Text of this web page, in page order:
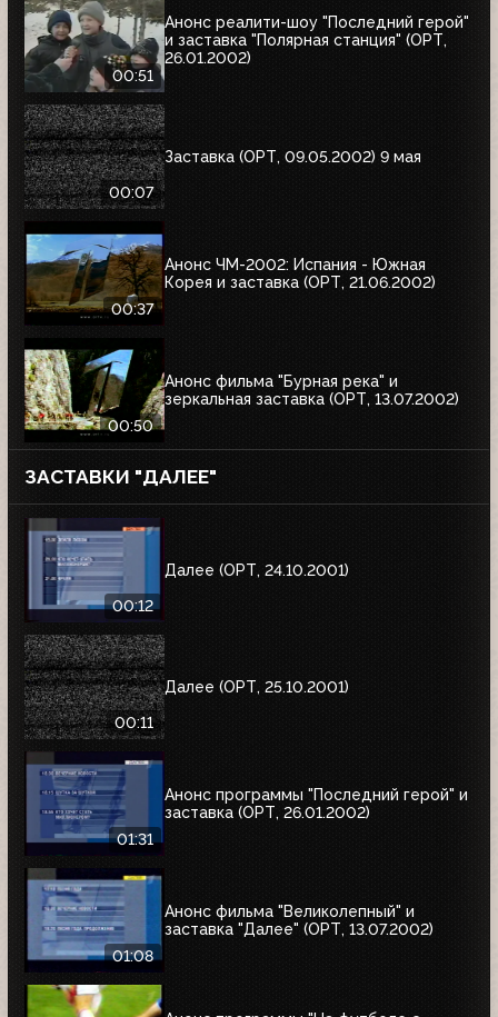
00:51
Анонс реалити-шоу "Последний герой"
и заставка "Полярная станция" (ОРТ,
26.01.2002)
00:07
Заставка (ОРТ, 09.05.2002) 9 мая
00:37
Анонс ЧМ-2002: Испания - Южная
Корея и заставка (ОРТ, 21.06.2002)
00:50
Анонс фильма "Бурная река" и
зеркальная заставка (ОРТ, 13.07.2002)
ЗАСТАВКИ "ДАЛЕЕ"
00:12
Далее (ОРТ, 24.10.2001)
00:11
Далее (ОРТ, 25.10.2001)
01:31
Анонс программы "Последний герой" и
заставка (ОРТ, 26.01.2002)
01:08
Анонс фильма "Великолепный" и
заставка "Далее" (ОРТ, 13.07.2002)